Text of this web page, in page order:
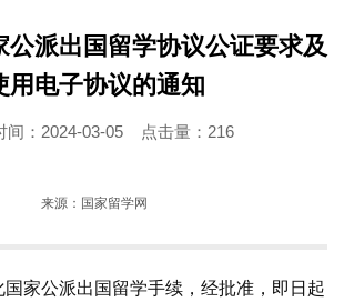
公派出国留学协议公证要求及
用电子协议的通知
间：2024-03-05 点击量： 216
来源：国家留学网
家公派出国留学手续，经批准，即日起